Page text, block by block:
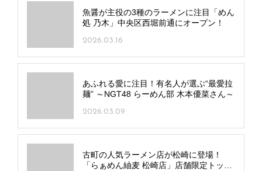
魚醤が主役の3種のラーメンに注目「めん
処 乃木」中央区西堀前通にオープン！
2026.03.16
あふれる愛に注目！有名人が選ぶ“最愛拉
麺” ～NGT48 らーめん部 木本優菜さん～
2026.03.09
古町の人気ラーメン店が松崎に登場！
「らぁめん紬麦 松崎店」店舗限定トッピ